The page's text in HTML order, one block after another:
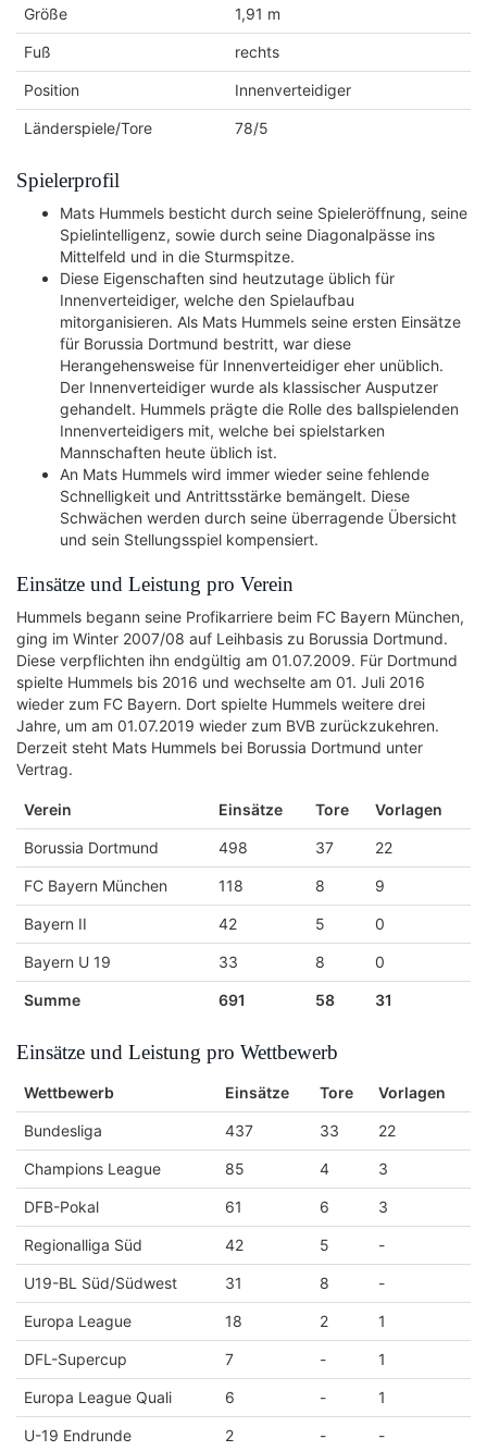
Größe 1,91 m
Fuß rechts
Position Innenverteidiger
Länderspiele/Tore 78/5
Spielerprofil
Mats Hummels besticht durch seine Spieleröffnung, seine
Spielintelligenz, sowie durch seine Diagonalpässe ins
Mittelfeld und in die Sturmspitze.
Diese Eigenschaften sind heutzutage üblich für
Innenverteidiger, welche den Spielaufbau
mitorganisieren. Als Mats Hummels seine ersten Einsätze
für Borussia Dortmund bestritt, war diese
Herangehensweise für Innenverteidiger eher unüblich.
Der Innenverteidiger wurde als klassischer Ausputzer
gehandelt. Hummels prägte die Rolle des ballspielenden
Innenverteidigers mit, welche bei spielstarken
Mannschaften heute üblich ist.
An Mats Hummels wird immer wieder seine fehlende
Schnelligkeit und Antrittsstärke bemängelt. Diese
Schwächen werden durch seine überragende Übersicht
und sein Stellungsspiel kompensiert.
Einsätze und Leistung pro Verein
Hummels begann seine Profikarriere beim FC Bayern München,
ging im Winter 2007/08 auf Leihbasis zu Borussia Dortmund.
Diese verpflichten ihn endgültig am 01.07.2009. Für Dortmund
spielte Hummels bis 2016 und wechselte am 01. Juli 2016
wieder zum FC Bayern. Dort spielte Hummels weitere drei
Jahre, um am 01.07.2019 wieder zum BVB zurückzukehren.
Derzeit steht Mats Hummels bei Borussia Dortmund unter
Vertrag.
Verein Einsätze Tore Vorlagen
Borussia Dortmund 498 37 22
FC Bayern München 118 8 9
Bayern II 42 5 0
Bayern U 19 33 8 0
Summe 691 58 31
Einsätze und Leistung pro Wettbewerb
Wettbewerb Einsätze Tore Vorlagen
Bundesliga 437 33 22
Champions League 85 4 3
DFB-Pokal 61 6 3
Regionalliga Süd 42 5 -
U19-BL Süd/Südwest 31 8 -
Europa League 18 2 1
DFL-Supercup 7 - 1
Europa League Quali 6 - 1
U-19 Endrunde 2 - -